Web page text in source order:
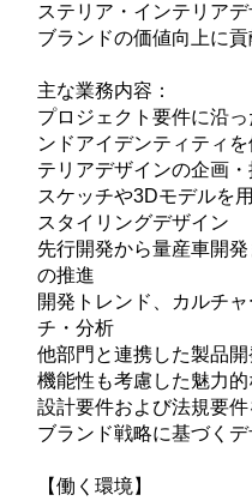
ステリア・インテリア
ブランドの価値向上に貢
主な業務内容：
プロジェクト要件に沿
ンドアイデンティティ
テリアデザインの企画・
スケッチや3Dモデルを
スタイリングデザイン
先行開発から量産車開
の推進
開発トレンド、カルチ
チ・分析
他部門と連携した製品
機能性も考慮した魅力
設計要件および法規要
ブランド戦略に基づく
【働く環境】